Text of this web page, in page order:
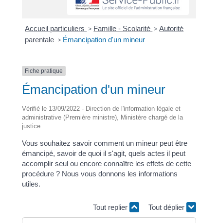
Accueil particuliers > Famille - Scolarité > Autorité
parentale > Émancipation d'un mineur
Fiche pratique
Émancipation d'un mineur
Vérifié le 13/09/2022 - Direction de l'information légale et
administrative (Première ministre), Ministère chargé de la
justice
Vous souhaitez savoir comment un mineur peut être
émancipé, savoir de quoi il s'agit, quels actes il peut
accomplir seul ou encore connaître les effets de cette
procédure ? Nous vous donnons les informations
utiles.
Tout replier Tout déplier